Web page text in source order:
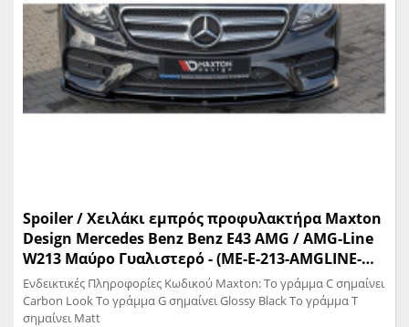
Spoiler / Χειλάκι εμπρός προφυλακτήρα Maxton
Design Mercedes Benz Benz E43 AMG / AMG-Line
W213 Μαύρο Γυαλιστερό - (ME-E-213-AMGLINE-
FD1G)
Ενδεικτικές Πληροφορίες Κωδικού Maxton: Το γράμμα C σημαίνει
Carbon Look Το γράμμα G σημαίνει Glossy Black Το γράμμα T
σημαίνει Matt